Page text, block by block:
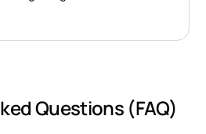
Questions (FAQ)